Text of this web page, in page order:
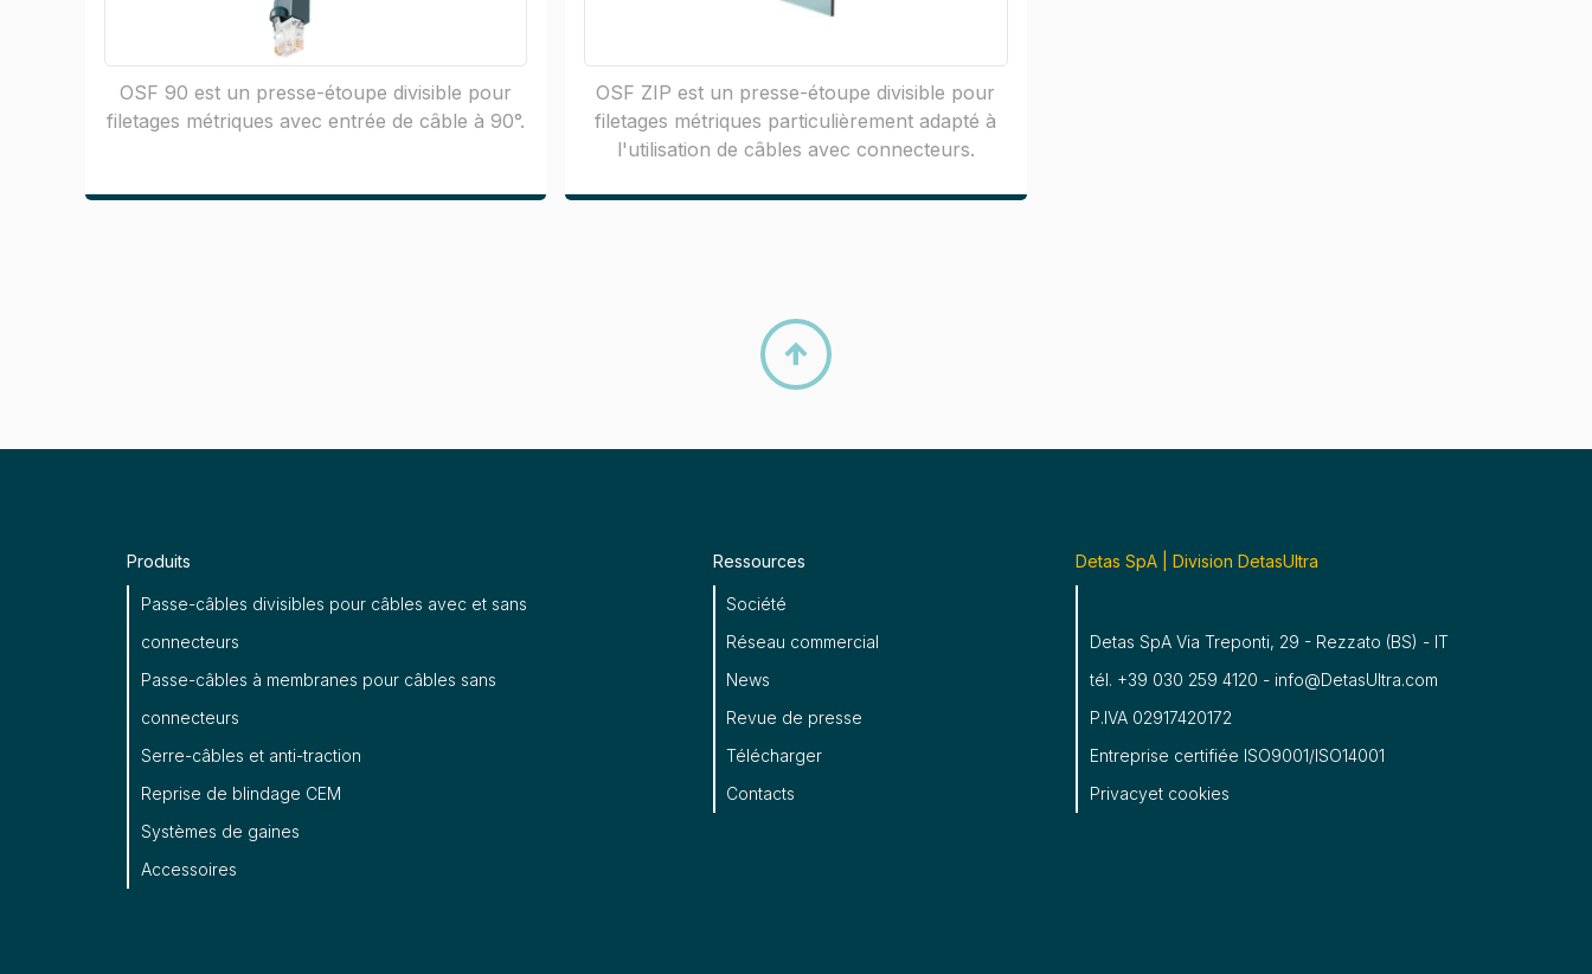
OSF 90 est un presse-étoupe divisible pour
filetages métriques avec entrée de câble à 90°.
OSF ZIP est un presse-étoupe divisible pour
filetages métriques particulièrement adapté à
l'utilisation de câbles avec connecteurs.

Produits
Passe-câbles divisibles pour câbles avec et sans
connecteurs
Passe-câbles à membranes pour câbles sans
connecteurs
Serre-câbles et anti-traction
Reprise de blindage CEM
Systèmes de gaines
Accessoires
Ressources
Société
Réseau commercial
News
Revue de presse
Télécharger
Contacts
Detas SpA | Division DetasUltra
Detas SpA Via Treponti, 29 - Rezzato (BS) - IT
tél. +39 030 259 4120 - info@DetasUltra.com
P.IVA 02917420172
Entreprise certifiée ISO9001/ISO14001
Privacyet cookies